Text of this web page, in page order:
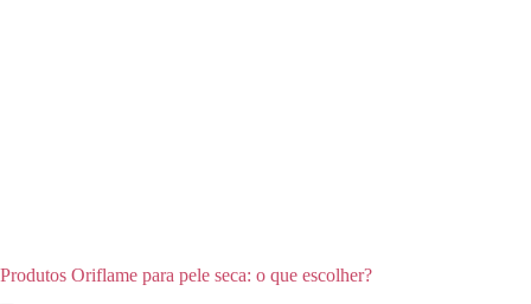
Produtos Oriflame para pele seca: o que escolher?